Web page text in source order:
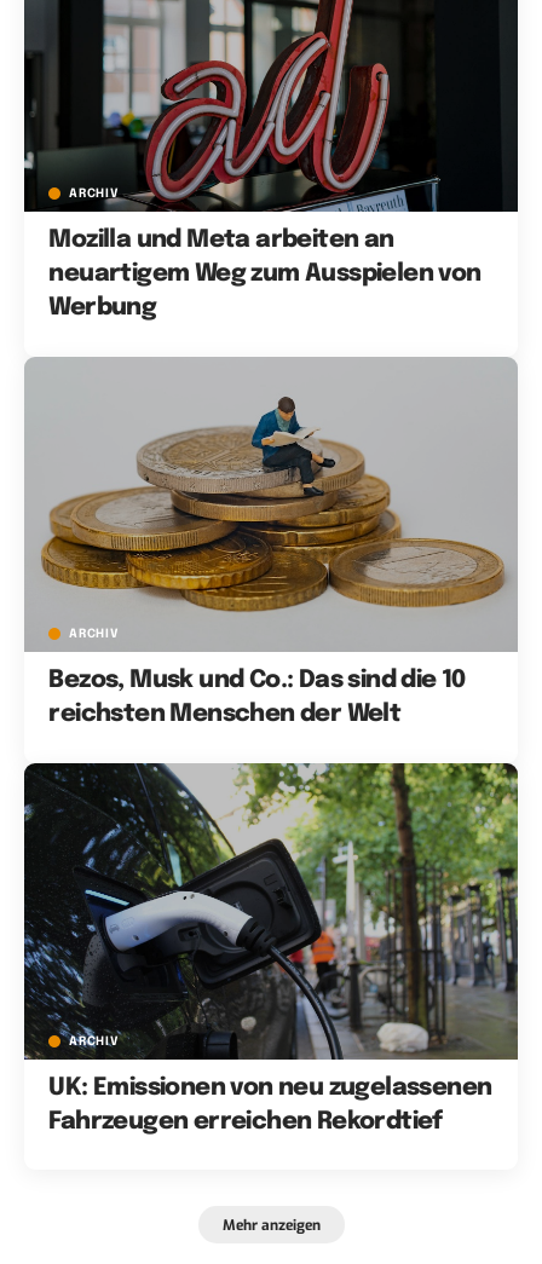
ARCHIV
Mozilla und Meta arbeiten an
neuartigem Weg zum Ausspielen von
Werbung
ARCHIV
Bezos, Musk und Co.: Das sind die 10
reichsten Menschen der Welt
ARCHIV
UK: Emissionen von neu zugelassenen
Fahrzeugen erreichen Rekordtief
Mehr anzeigen